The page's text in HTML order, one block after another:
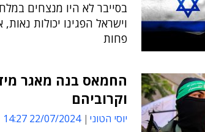
בסייבר לא היו מנצחים
וישראל הפגינו יכולות
פחות
החמאס בנה מאגר
וקרוביהם
יוסי הטוני 22/07/2024 14:27